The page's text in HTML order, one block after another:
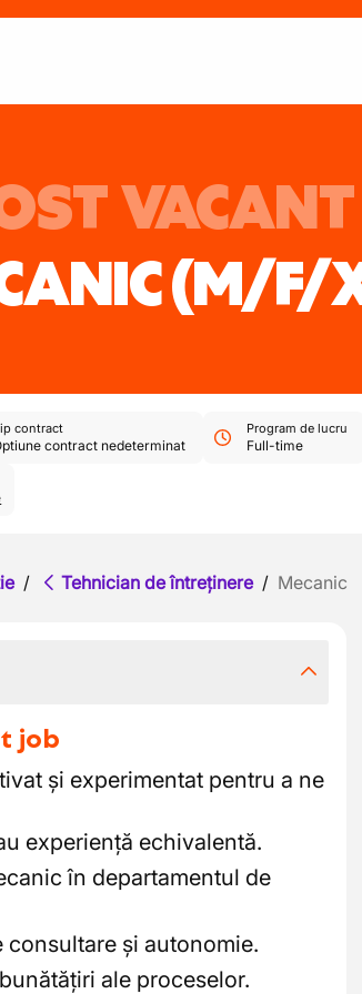
VACANT
(M/F/
contract
contract nedeterminat
Program de lucru
Full-time
/ Tehnician de întreținere / Mecanic
job
și experimentat pentru a ne
experiență echivalentă.
în departamentul de
și autonomie.
ale proceselor.